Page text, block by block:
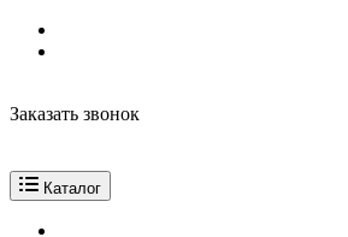
Заказать звонок
Каталог